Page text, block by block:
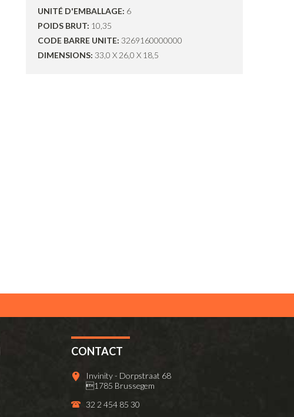
UNITÉ D'EMBALLAGE: 6
POIDS BRUT: 10,35
CODE BARRE UNITE: 3269160000000
DIMENSIONS: 33,0 X 26,0 X 18,5
CONTACT
Invinity - Dorpstraat 68
1785 Brussegem
32 2 454 85 30